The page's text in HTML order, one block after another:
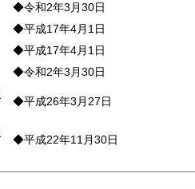
◆令和2年3月30日
◆平成17年4月1日
◆平成17年4月1日
◆令和2年3月30日
◆平成26年3月27日
◆平成22年11月30日